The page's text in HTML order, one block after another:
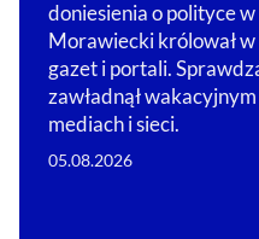
doniesienia o polityce
Morawiecki królował w
gazet i portali.
zawładnął
mediach i sieci.
05.08.2026